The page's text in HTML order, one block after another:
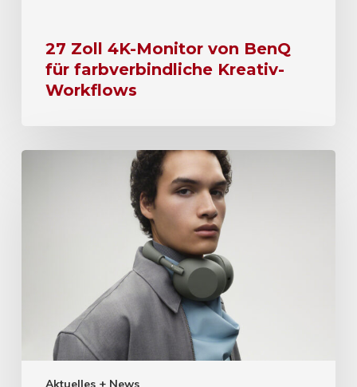
27 Zoll 4K-Monitor von BenQ
für farbverbindliche Kreativ-
Workflows
Aktuelles + News